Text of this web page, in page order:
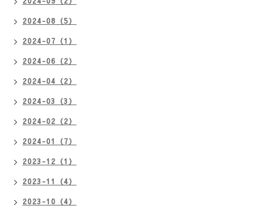
2024-08（5）
2024-07（1）
2024-06（2）
2024-04（2）
2024-03（3）
2024-02（2）
2024-01（7）
2023-12（1）
2023-11（4）
2023-10（4）